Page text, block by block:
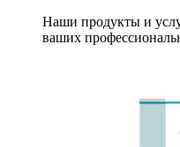
Наши продукты и
ваших